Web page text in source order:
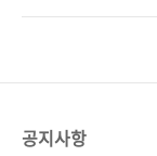
가 없어지면 인증서 역
번호..
데이》를 더 재밌게 읽었
공지사항